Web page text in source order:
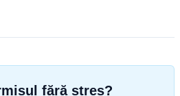
fără stres?